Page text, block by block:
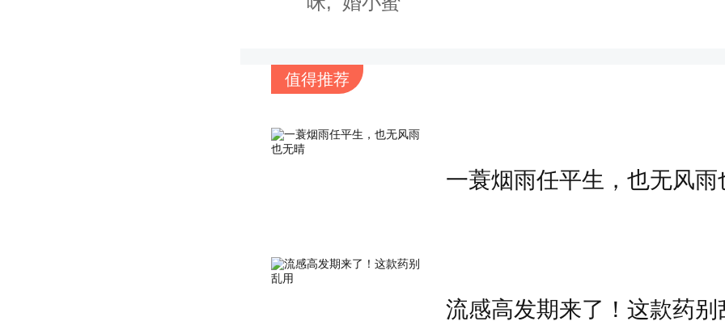
酒店餐标999元/起，婚纱租赁套餐优惠1688
一条龙服务优惠来袭（下）
哦，今天准备给我的小
值得推荐
一蓑烟雨任平生，也无风雨
流感高发期来了！这款药别